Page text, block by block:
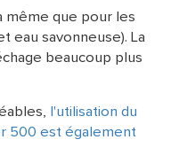
même que pour les
eau savonneuse). La
beaucoup plus
l'utilisation du
500 est également